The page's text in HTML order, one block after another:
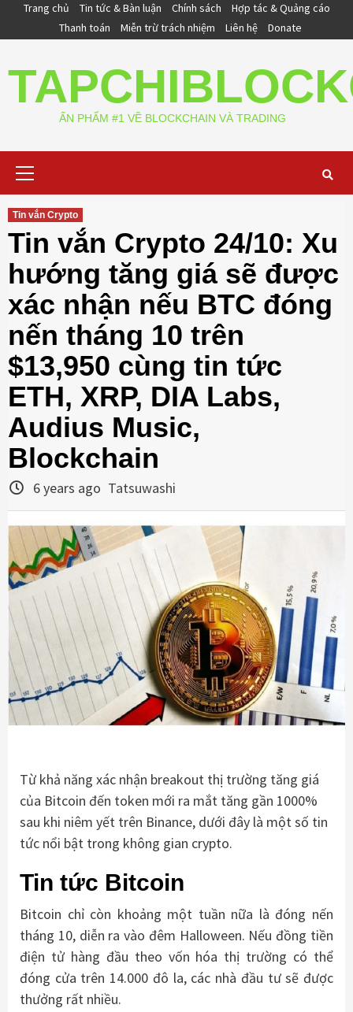
Trang chủ Tin tức & Bàn luận Chính sách
Hợp tác & Quảng cáo
Thanh toán
Miễn trừ trách nhiệm Liên hệ Donate
ẤN PHẨM #1 VỀ BLOCKCHAIN VÀ TRADING
Tin vắn Crypto
Tin vắn Crypto 24/10: Xu
hướng tăng giá sẽ được
xác nhận nếu BTC đóng
nến tháng 10 trên
$13,950 cùng tin tức
ETH, XRP, DIA Labs,
Audius Music,
Blockchain
6 years ago Tatsuwashi
Từ khả năng xác nhận breakout thị trường tăng giá
của Bitcoin đến token mới ra mắt tăng gần 1000%
sau khi niêm yết trên Binance, dưới đây là một số tin
tức nổi bật trong không gian crypto.
Tin tức Bitcoin
Bitcoin chỉ còn khoảng một tuần nữa là đóng nến
tháng 10, diễn ra vào đêm Halloween. Nếu đồng tiền
điện tử hàng đầu theo vốn hóa thị trường có thể
đóng cửa trên 14.000 đô la, các nhà đầu tư sẽ được
thưởng rất nhiều.